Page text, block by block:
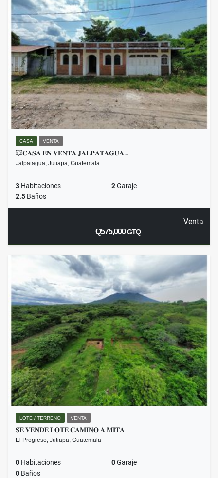
CASA VENTA
💥𝐂𝐀𝐒𝐀 𝐄𝐍 𝐕𝐄𝐍𝐓𝐀 𝐉𝐀𝐋𝐏𝐀𝐓𝐀𝐆𝐔𝐀…
Jalpatagua, Jutiapa, Guatemala
3 Habitaciones 2Garaje
2.5 Baños
Venta
Q575,000GTQ
LOTE / TERRENO VENTA
𝐒𝐄 𝐕𝐄𝐍𝐃𝐄 𝐋𝐎𝐓𝐄 𝐂𝐀𝐌𝐈𝐍𝐎 𝐀 𝐌𝐈𝐓𝐀
El Progreso, Jutiapa, Guatemala
0 Habitaciones 0Garaje
0 Baños